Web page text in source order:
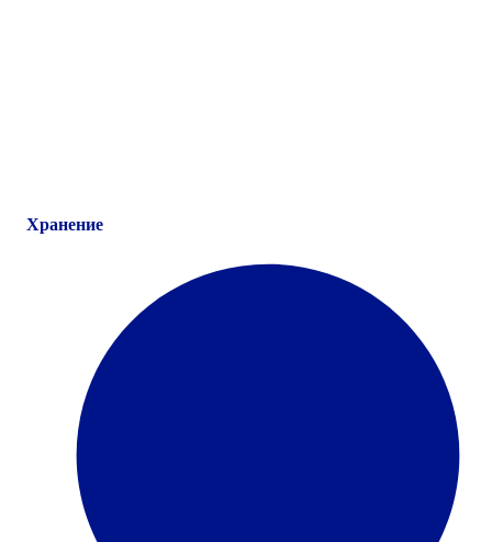
Хранение